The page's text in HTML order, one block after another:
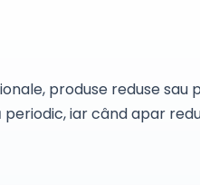
produse reduse
iar când apar